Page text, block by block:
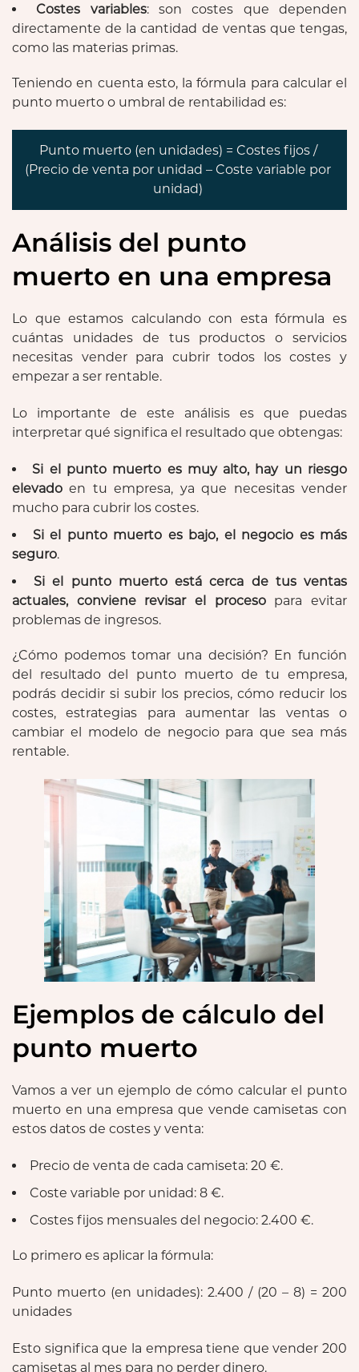
Costes variables: son costes que dependen
directamente de la cantidad de ventas que tengas,
como las materias primas.
Teniendo en cuenta esto, la fórmula para calcular el
punto muerto o umbral de rentabilidad es:
Punto muerto (en unidades) = Costes fijos /
(Precio de venta por unidad – Coste variable por
unidad)
Análisis del punto
muerto en una empresa
Lo que estamos calculando con esta fórmula es
cuántas unidades de tus productos o servicios
necesitas vender para cubrir todos los costes y
empezar a ser rentable.
Lo importante de este análisis es que puedas
interpretar qué significa el resultado que obtengas:
Si el punto muerto es muy alto, hay un riesgo
elevado en tu empresa, ya que necesitas vender
mucho para cubrir los costes.
Si el punto muerto es bajo, el negocio es más
seguro.
Si el punto muerto está cerca de tus ventas
actuales, conviene revisar el procesopara evitar
problemas de ingresos.
¿Cómo podemos tomar una decisión? En función
del resultado del punto muerto de tu empresa,
podrás decidir si subir los precios, cómo reducir los
costes, estrategias para aumentar las ventas o
cambiar el modelo de negocio para que sea más
rentable.
Ejemplos de cálculo del
punto muerto
Vamos a ver un ejemplo de cómo calcular el punto
muerto en una empresa que vende camisetas con
estos datos de costes y venta:
Precio de venta de cada camiseta: 20 €.
Coste variable por unidad: 8 €.
Costes fijos mensuales del negocio: 2.400 €.
Lo primero es aplicar la fórmula:
Punto muerto (en unidades): 2.400 / (20 – 8) = 200
unidades
Esto significa que la empresa tiene que vender 200
camisetas al mes para no perder dinero.